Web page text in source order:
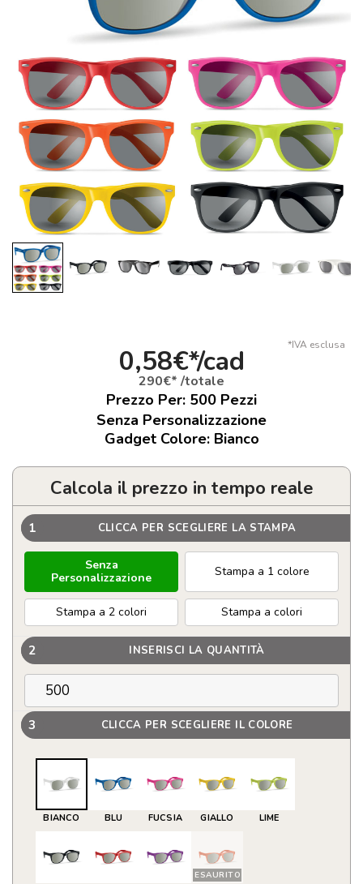
*IVA esclusa
0,58€*/cad
290€* /totale
Prezzo Per: 500 Pezzi
Senza Personalizzazione
Gadget Colore: Bianco
Calcola il prezzo in tempo reale
1 CLICCA PER SCEGLIERE LA STAMPA
Senza
Personalizzazione
Stampa a 1 colore
Stampa a 2 colori Stampa a colori
2 INSERISCI LA QUANTITÀ
3 CLICCA PER SCEGLIERE IL COLORE
BIANCO BLU FUCSIA GIALLO LIME
ESAURITO